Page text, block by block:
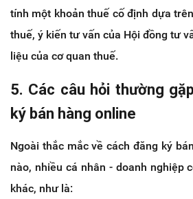
tính một khoản thuế cố định dựa
thuế, ý kiến tư vấn của Hội đồng tư
liệu của cơ quan thuế.
5. Các câu hỏi thường
ký bán hàng online
Ngoài thắc mắc về cách đăng ký
nào, nhiều cá nhân - doanh nghiệp
khác, như là: